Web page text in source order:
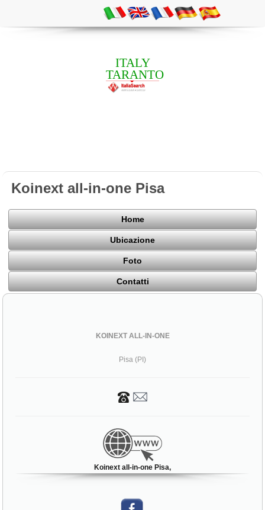
ITALY
TARANTO
Koinext all-in-one Pisa
Home
Ubicazione
Foto
Contatti
KOINEXT ALL-IN-ONE
Pisa (PI)
Koinext all-in-one Pisa,